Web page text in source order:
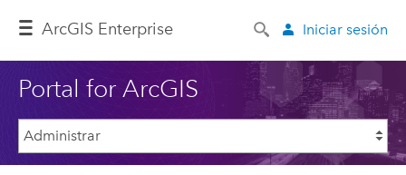
ArcGIS Enterprise Iniciar sesión
Portal for ArcGIS